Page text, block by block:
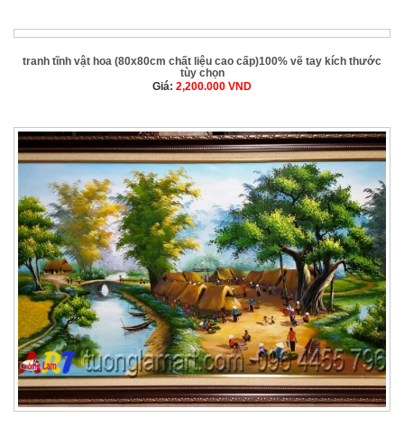
tranh tĩnh vật hoa (80x80cm chất liệu cao cấp)100% vẽ tay kích thước
tùy chọn
Giá: 2,200.000 VND